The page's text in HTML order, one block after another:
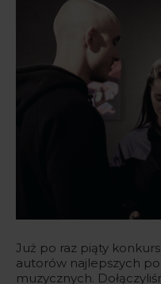
Już po raz piąty
autorów najlepszych
muzycznych.